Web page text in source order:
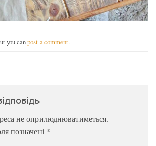
you canpost a comment.
не оприлюднюватиметься.
позначені *